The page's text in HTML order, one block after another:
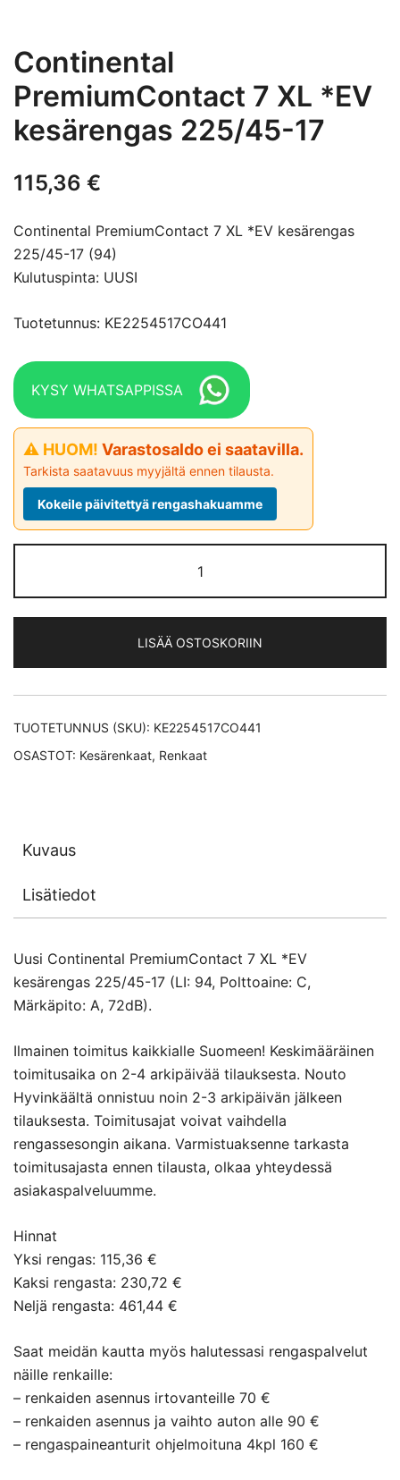
Continental
PremiumContact 7 XL *EV
kesärengas 225/45-17
115,36 €
Continental PremiumContact 7 XL *EV kesärengas
225/45-17 (94)
Kulutuspinta: UUSI
Tuotetunnus: KE2254517CO441
KYSY WHATSAPPISSA
⚠ HUOM! Varastosaldo ei saatavilla.
Tarkista saatavuus myyjältä ennen tilausta.
Kokeile päivitettyä rengashakuamme
PremiumContact
7 XL *EV
225/45-
17
määrä
LISÄÄ OSTOSKORIIN
TUOTETUNNUS (SKU): KE2254517CO441
OSASTOT: Kesärenkaat, Renkaat
Kuvaus
Lisätiedot
Uusi Continental PremiumContact 7 XL *EV
kesärengas 225/45-17 (LI: 94, Polttoaine: C,
Märkäpito: A, 72dB).
Ilmainen toimitus kaikkialle Suomeen! Keskimääräinen
toimitusaika on 2-4 arkipäivää tilauksesta. Nouto
Hyvinkäältä onnistuu noin 2-3 arkipäivän jälkeen
tilauksesta. Toimitusajat voivat vaihdella
rengassesongin aikana. Varmistuaksenne tarkasta
toimitusajasta ennen tilausta, olkaa yhteydessä
asiakaspalveluumme.
Hinnat
Yksi rengas: 115,36 €
Kaksi rengasta: 230,72 €
Neljä rengasta: 461,44 €
Saat meidän kautta myös halutessasi rengaspalvelut
näille renkaille:
– renkaiden asennus irtovanteille 70 €
– renkaiden asennus ja vaihto auton alle 90 €
– rengaspaineanturit ohjelmoituna 4kpl 160 €